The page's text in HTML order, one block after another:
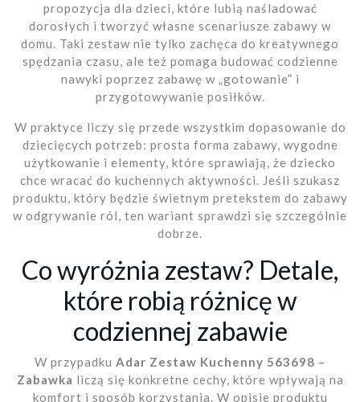
propozycja dla dzieci, które lubią naśladować
dorosłych i tworzyć własne scenariusze zabawy w
domu. Taki zestaw nie tylko zachęca do kreatywnego
spędzania czasu, ale też pomaga budować codzienne
nawyki poprzez zabawę w „gotowanie” i
przygotowywanie posiłków.
W praktyce liczy się przede wszystkim dopasowanie do
dziecięcych potrzeb: prosta forma zabawy, wygodne
użytkowanie i elementy, które sprawiają, że dziecko
chce wracać do kuchennych aktywności. Jeśli szukasz
produktu, który będzie świetnym pretekstem do zabawy
w odgrywanie ról, ten wariant sprawdzi się szczególnie
dobrze.
Co wyróżnia zestaw? Detale,
które robią różnicę w
codziennej zabawie
W przypadku Adar Zestaw Kuchenny 563698 –
Zabawka liczą się konkretne cechy, które wpływają na
komfort i sposób korzystania. W opisie produktu